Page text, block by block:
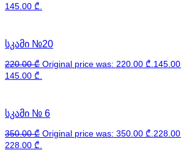
145.00 ₾.
სკამი №20
220.00₾ Original price was: 220.00 ₾. 145.00
145.00 ₾.
სკამი № 6
350.00₾ Original price was: 350.00 ₾.228.00
228.00 ₾.